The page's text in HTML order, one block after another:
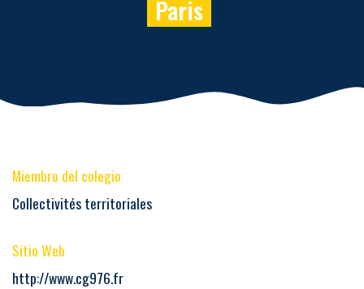
Paris
Miembro del colegio
Collectivités territoriales
Sitio Web
http://www.cg976.fr